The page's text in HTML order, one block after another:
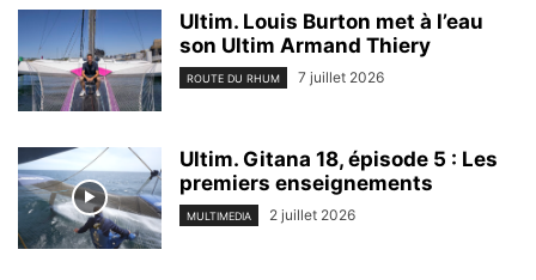
Ultim. Louis Burton met à l’eau
son Ultim Armand Thiery
ROUTE DU RHUM 7 juillet 2026
Ultim. Gitana 18, épisode 5 : Les
premiers enseignements
MULTIMEDIA 2 juillet 2026